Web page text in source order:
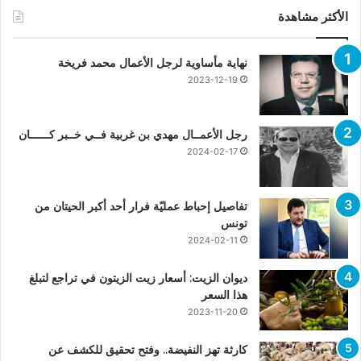
الأكثر مشاهدة
نهاية مأساوية لرجل الأعمال محمد فريخة
2023-12-19
رجل الأعمــال مهدي بن غربية فــي خــبر كــــــان
2024-02-17
تفاصيل إحباط عمليّة فرار أحد أكبر الحيتان من
تونس
2024-02-11
ديوان الزيت: أسعار زيت الزيتون في تراجع لتبلغ
هذا السعر
2023-11-20
كارثة تهز النفيضة.. وفتح تحقيق للكشف عن